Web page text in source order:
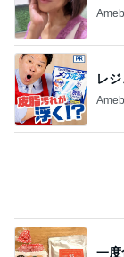
レ
一度